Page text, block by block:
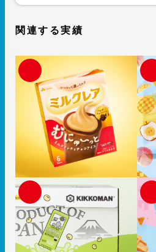
関連する実績